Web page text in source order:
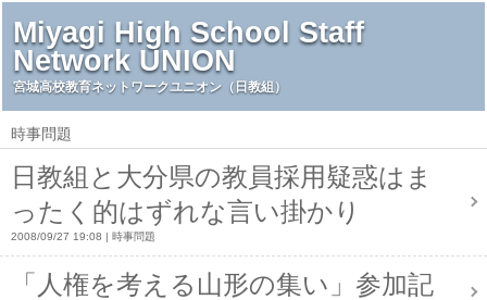
Miyagi High School Staff
Network UNION
宮城高校教育ネットワークユニオン（日教組）
時事問題
日教組と大分県の教員採用疑惑はま
ったく的はずれな言い掛かり
2008/09/27 19:08 時事問題
「人権を考える山形の集い」参加記